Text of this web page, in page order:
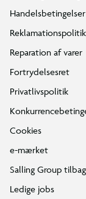
Handelsbetingelser
Reklamationspolitik
Reparation af varer
Fortrydelsesret
Privatlivspolitik
Cookies
e-mærket
Salling Group
Ledige jobs